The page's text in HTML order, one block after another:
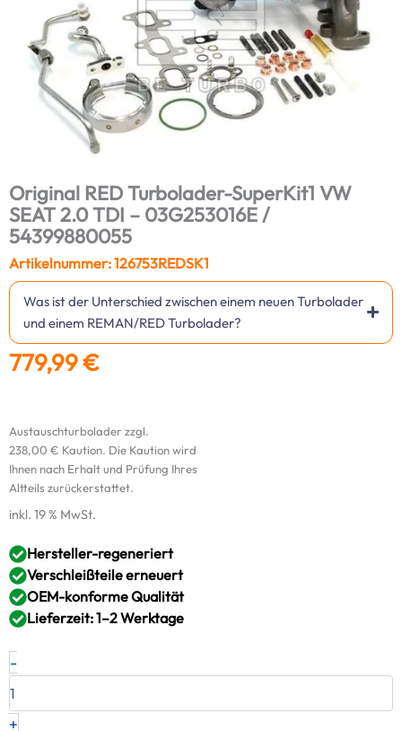
Original RED Turbolader-SuperKit1 VW
SEAT 2.0 TDI – 03G253016E /
54399880055
Artikelnummer: 126753REDSK1
Was ist der Unterschied zwischen einem neuen Turbolader
und einem REMAN/RED Turbolader?
779,99€
Austauschturbolader zzgl.
238,00 € Kaution. Die Kaution wird
Ihnen nach Erhalt und Prüfung Ihres
Altteils zurückerstattet.
inkl. 19 % MwSt.
Hersteller-regeneriert
Verschleißteile erneuert
OEM-konforme Qualität
Lieferzeit: 1–2 Werktage
-
Original
RED
VW
+